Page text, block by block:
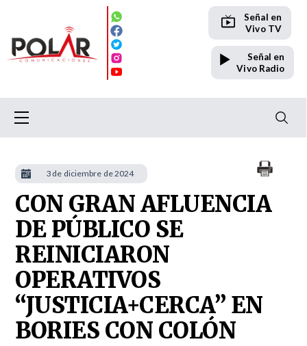
Señal en
Vivo TV
Señal en
Vivo Radio
CON GRAN AFLUENCIA
DE PÚBLICO SE
REINICIARON
OPERATIVOS
“JUSTICIA+CERCA” EN
BORIES CON COLÓN
3 de diciembre de 2024